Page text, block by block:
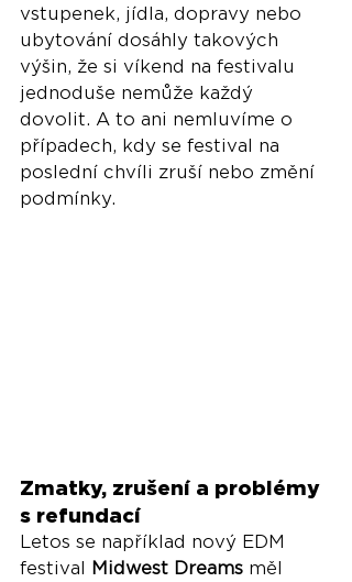
vstupenek, jídla, dopravy nebo
ubytování dosáhly takových
výšin, že si víkend na festivalu
jednoduše nemůže každý
dovolit. A to ani nemluvíme o
případech, kdy se festival na
poslední chvíli zruší nebo změní
podmínky.
Zmatky, zrušení a problémy
s refundací
Letos se například nový EDM
festival Midwest Dreams měl